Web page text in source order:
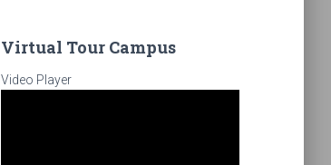
Virtual Tour Campus
Video Player